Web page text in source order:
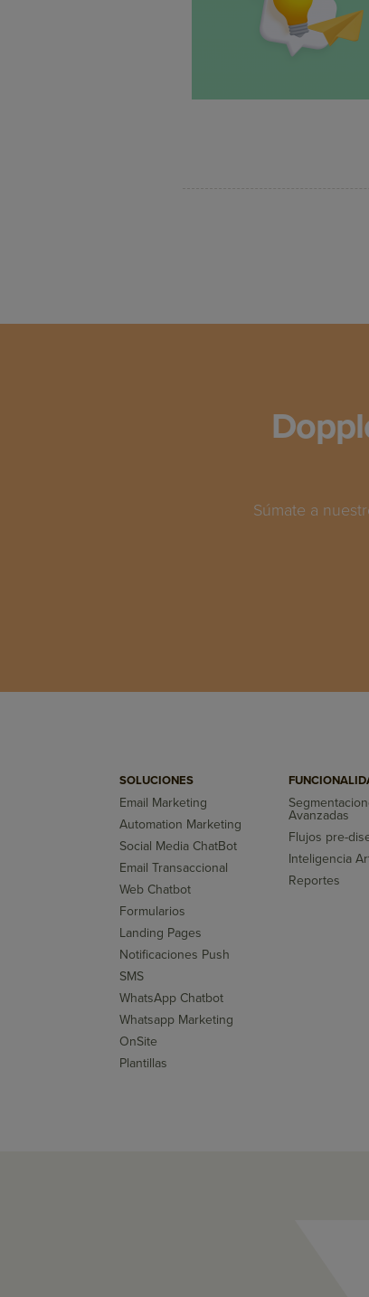
Súmate a
SOLUCIONES
Email Marketing
Automation Marketing
Social Media ChatBot
Email Transaccional
Web Chatbot
Formularios
Landing Pages
Notificaciones Push
SMS
WhatsApp Chatbot
Whatsapp Marketing
OnSite
Plantillas
Avanzadas
Flujos pre-
Inteligencia
Reportes